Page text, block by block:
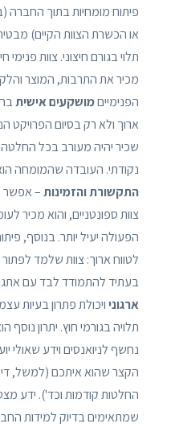
פיתוח מומחיות בתוך החברה
או הכשרת הצוות הקיים)
תלוי בגורם חיצוני. צוות
מכיר את התרבות, המוצר
הפנימייםמושקעים אישית
ארוך ולא רק בסיום הפרויקט
שכיר יהיה מעורב בכל החלטה
נקודתי. העובדה שהמומחה
התקשורת והזמינות– אפשר
צוות ספונטניים, והוא מכיר
הפעולה יעיל יותר. בנוסף,
לטווח ארוך: צוות שלמד
בעתיד להתמודד לבד עם
ארגוני ויכולת פתרון בעיות
תלויה בגורמי חוץ. יתרון נוסף
נחשף לניואנסים וידע שאולי
הקצר שהוא איתכם (למשל,
החלטות קודמות וכד'). ידע
שמתאימים בדיוק למידות